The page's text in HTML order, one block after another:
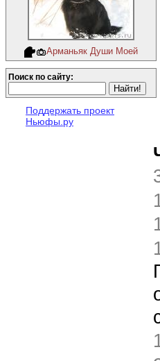
Арманьяк Души Моей
Поиск по сайту:
Поддержать проект
Ньюфы.ру